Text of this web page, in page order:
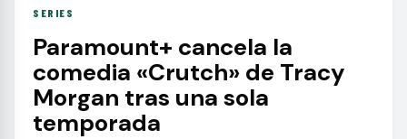
SERIES
Paramount+ cancela la
comedia «Crutch» de Tracy
Morgan tras una sola
temporada